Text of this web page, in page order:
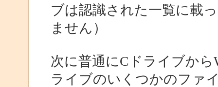
ブは認識された一覧に載
ません）
次に普通にCドライブか
ライブのいくつかのファ